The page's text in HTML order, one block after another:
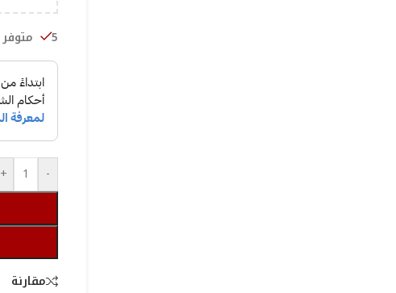
5 متوفر في المخزون
-
+
مقارنة